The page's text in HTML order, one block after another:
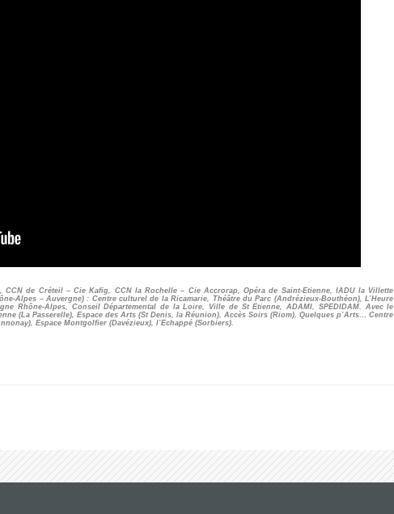
de Créteil – Cie Kafig, CCN la Rochelle – Cie Accrorap, Opéra de Saint-Etienne, IADU la Villette
Alpes – Auvergne) : Centre culturel de la Ricamarie, Théâtre du Parc (Andrézieux-Bouthéon), L’Heure
Rhône-Alpes, Conseil Départemental de la Loire, Ville de St Etienne, ADAMI, SPEDIDAM. Avec le
(La Passerelle), Espace des Arts (St Denis, la Réunion), Accès Soirs (Riom), Quelques p’Arts… Centre
Espace Montgolfier (Davézieux), l’Echappé (Sorbiers).